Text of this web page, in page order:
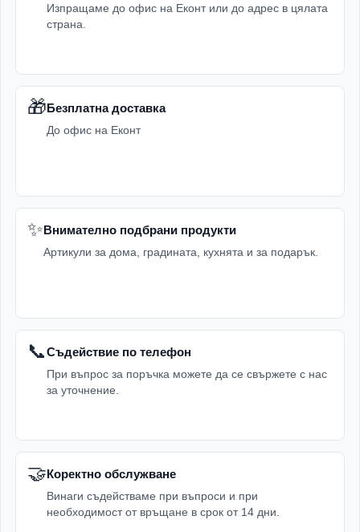
Изпращаме до офис на Еконт или до адрес в цялата
страна.
🎁Безплатна доставка
До офис на Еконт
✨Внимателно подбрани продукти
Артикули за дома, градината, кухнята и за подарък.
📞Съдействие по телефон
При въпрос за поръчка можете да се свържете с нас
за уточнение.
🤝Коректно обслужване
Винаги съдействаме при въпроси и при
необходимост от връщане в срок от 14 дни.